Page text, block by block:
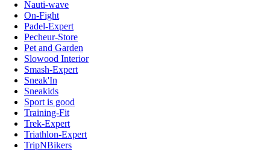
Nauti-wave
On-Fight
Padel-Expert
Pecheur-Store
Pet and Garden
Slowood Interior
Smash-Expert
Sneak'In
Sneakids
Sport is good
Training-Fit
Trek-Expert
Triathlon-Expert
TripNBikers